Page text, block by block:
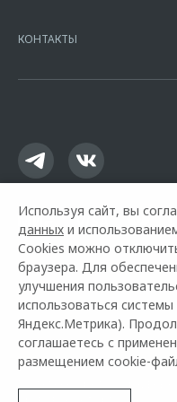
16.01.2015. Предложение
КОНТАКТЫ
Горячая линия OMODA:
Используя сайт, вы
данных и
Cookies можно
браузера. Для
улучшения
использоваться
Яндекс.Метрика).
соглашаетесь с
размещением cookie-